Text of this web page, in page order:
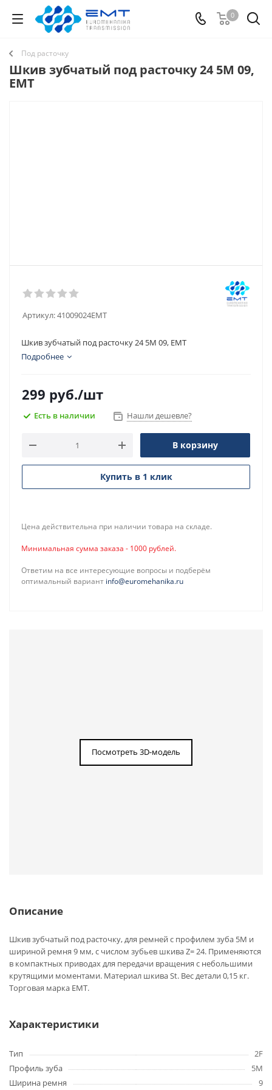
0
Под расточку
Шкив зубчатый под расточку 24 5M 09,
EMT
Артикул:41009024EMT
Шкив зубчатый под расточку 24 5M 09, EMT
Подробнее
299 руб./шт
Есть в наличии Нашли дешевле?
В корзину
Купить в 1 клик
Цена действительна при наличии товара на складе.
Минимальная сумма заказа - 1000 рублей.
Ответим на все интересующие вопросы и подберём
оптимальный вариант info@euromehanika.ru
Посмотреть 3D-модель
Описание
Шкив зубчатый под расточку, для ремней с профилем зуба 5M и
шириной ремня 9 мм, с числом зубьев шкива Z= 24. Применяются
в компактных приводах для передачи вращения с небольшими
крутящими моментами. Материал шкива St. Вес детали 0,15 кг.
Торговая марка EMT.
Характеристики
Тип
2F
Профиль зуба
5M
Ширина ремня
9